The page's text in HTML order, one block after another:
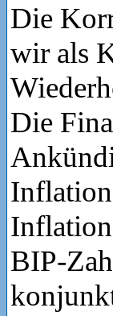
Die
wir als
Die
BIP-